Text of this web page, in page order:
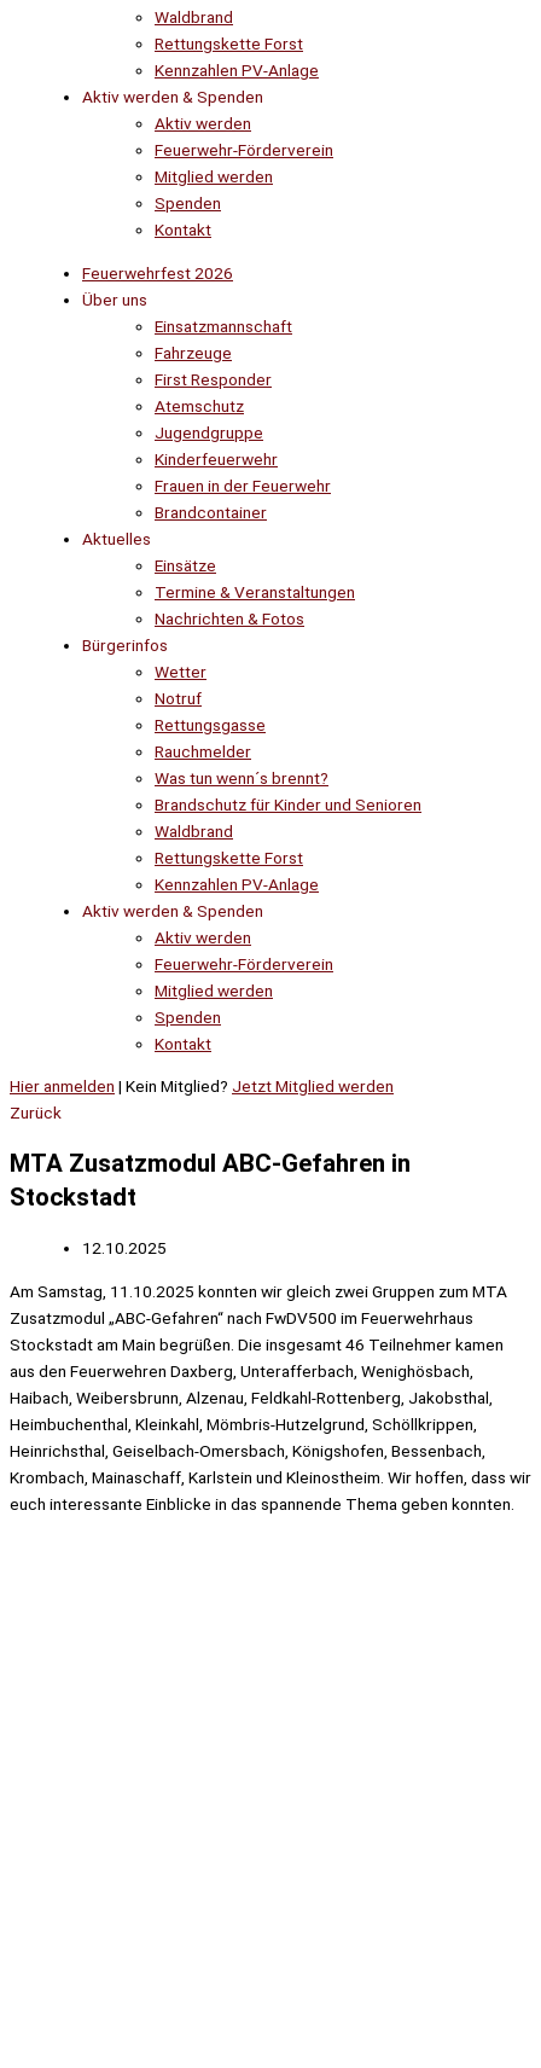
Waldbrand
Rettungskette Forst
Kennzahlen PV-Anlage
Aktiv werden & Spenden
Aktiv werden
Feuerwehr-Förderverein
Mitglied werden
Spenden
Kontakt
Feuerwehrfest 2026
Über uns
Einsatzmannschaft
Fahrzeuge
First Responder
Atemschutz
Jugendgruppe
Kinderfeuerwehr
Frauen in der Feuerwehr
Brandcontainer
Aktuelles
Einsätze
Termine & Veranstaltungen
Nachrichten & Fotos
Bürgerinfos
Wetter
Notruf
Rettungsgasse
Rauchmelder
Was tun wenn´s brennt?
Brandschutz für Kinder und Senioren
Waldbrand
Rettungskette Forst
Kennzahlen PV-Anlage
Aktiv werden & Spenden
Aktiv werden
Feuerwehr-Förderverein
Mitglied werden
Spenden
Kontakt
Hier anmelden | Kein Mitglied? Jetzt Mitglied werden
Zurück
MTA Zusatzmodul ABC-Gefahren in
Stockstadt
12.10.2025
Am Samstag, 11.10.2025 konnten wir gleich zwei Gruppen zum MTA
Zusatzmodul „ABC-Gefahren“ nach FwDV500 im Feuerwehrhaus
Stockstadt am Main begrüßen. Die insgesamt 46 Teilnehmer kamen
aus den Feuerwehren Daxberg, Unterafferbach, Wenighösbach,
Haibach, Weibersbrunn, Alzenau, Feldkahl-Rottenberg, Jakobsthal,
Heimbuchenthal, Kleinkahl, Mömbris-Hutzelgrund, Schöllkrippen,
Heinrichsthal, Geiselbach-Omersbach, Königshofen, Bessenbach,
Krombach, Mainaschaff, Karlstein und Kleinostheim. Wir hoffen, dass wir
euch interessante Einblicke in das spannende Thema geben konnten.